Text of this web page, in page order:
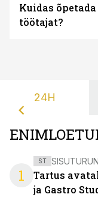
Kuidas
töötajat?
24H
1
ST
Tartus
ja Gastro